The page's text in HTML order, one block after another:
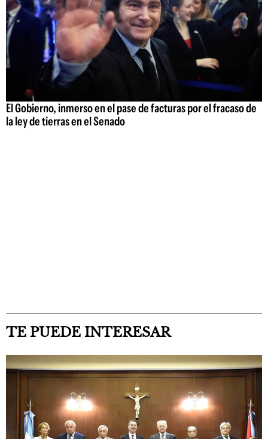
El Gobierno, inmerso en el pase de facturas por el fracaso de
la ley de tierras en el Senado
TE PUEDE INTERESAR